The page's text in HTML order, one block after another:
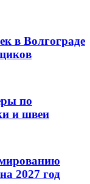
в Волгограде
по
и швеи
2027 год